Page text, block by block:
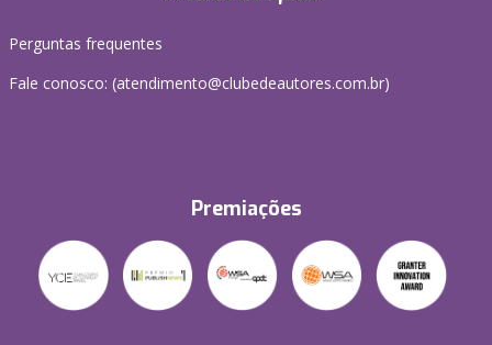
Perguntas frequentes
Fale conosco: (atendimento@clubedeautores.com.br)
Premiações